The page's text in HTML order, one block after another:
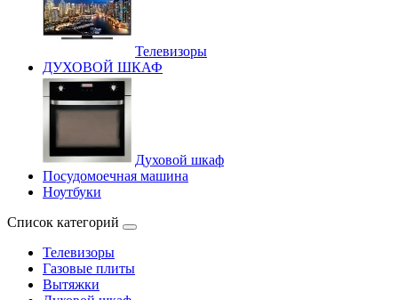
Телевизоры
ДУХОВОЙ ШКАФ
Духовой шкаф
Посудомоечная машина
Ноутбуки
Список категорий
Телевизоры
Газовые плиты
Вытяжки